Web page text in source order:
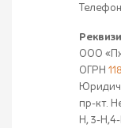
ООО
ОГРН
пр-кт.
Н, 3-